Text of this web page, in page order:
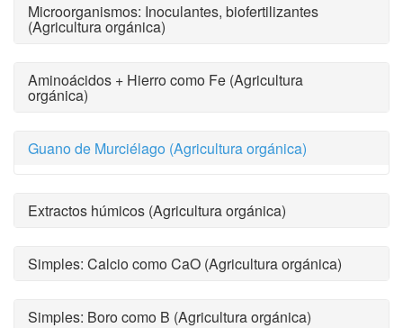
Microorganismos: Inoculantes, biofertilizantes
(Agricultura orgánica)
Aminoácidos + Hierro como Fe (Agricultura
orgánica)
Guano de Murciélago (Agricultura orgánica)
Extractos húmicos (Agricultura orgánica)
Simples: Calcio como CaO (Agricultura orgánica)
Simples: Boro como B (Agricultura orgánica)